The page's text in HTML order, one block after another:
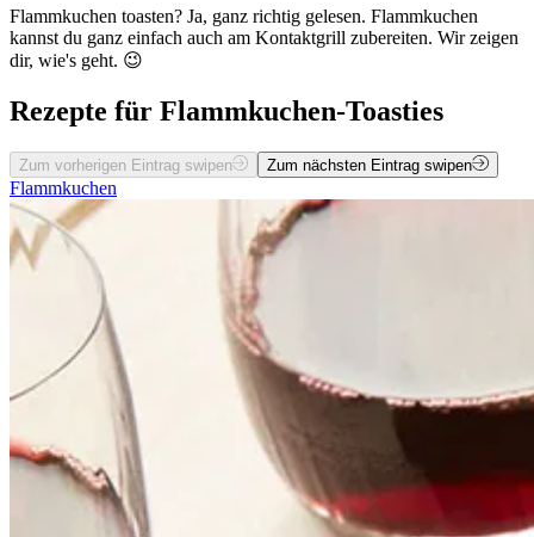
Flammkuchen toasten? Ja, ganz richtig gelesen. Flammkuchen
kannst du ganz einfach auch am Kontaktgrill zubereiten. Wir zeigen
dir, wie's geht. 😉
Rezepte für Flammkuchen-Toasties
Zum vorherigen Eintrag swipen Zum nächsten Eintrag swipen
Flammkuchen